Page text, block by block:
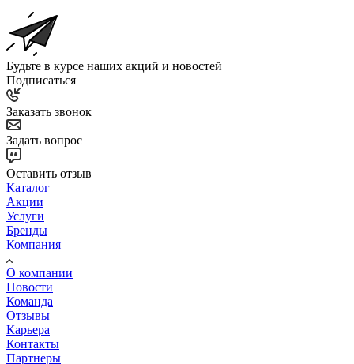
Будьте в курсе наших акций и новостей
Подписаться
Заказать звонок
Задать вопрос
Оставить отзыв
Каталог
Акции
Услуги
Бренды
Компания
О компании
Новости
Команда
Отзывы
Карьера
Контакты
Партнеры